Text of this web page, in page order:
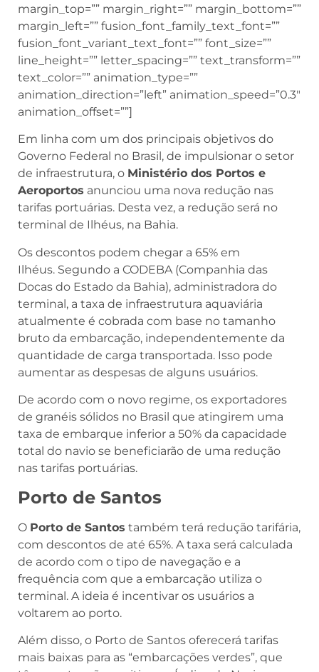
margin_top=”” margin_right=”” margin_bottom=””
margin_left=”” fusion_font_family_text_font=””
fusion_font_variant_text_font=”” font_size=””
line_height=”” letter_spacing=”” text_transform=””
text_color=”” animation_type=””
animation_direction=”left” animation_speed=”0.3″
animation_offset=””]
Em linha com um dos principais objetivos do
Governo Federal no Brasil, de impulsionar o setor
de infraestrutura, o Ministério dos Portos e
Aeroportos anunciou uma nova redução nas
tarifas portuárias. Desta vez, a redução será no
terminal de Ilhéus, na Bahia.
Os descontos podem chegar a 65% em
Ilhéus. Segundo a CODEBA (Companhia das
Docas do Estado da Bahia), administradora do
terminal, a taxa de infraestrutura aquaviária
atualmente é cobrada com base no tamanho
bruto da embarcação, independentemente da
quantidade de carga transportada. Isso pode
aumentar as despesas de alguns usuários.
De acordo com o novo regime, os exportadores
de granéis sólidos no Brasil que atingirem uma
taxa de embarque inferior a 50% da capacidade
total do navio se beneficiarão de uma redução
nas tarifas portuárias.
Porto de Santos
O Porto de Santos também terá redução tarifária,
com descontos de até 65%. A taxa será calculada
de acordo com o tipo de navegação e a
frequência com que a embarcação utiliza o
terminal. A ideia é incentivar os usuários a
voltarem ao porto.
Além disso, o Porto de Santos oferecerá tarifas
mais baixas para as “embarcações verdes”, que